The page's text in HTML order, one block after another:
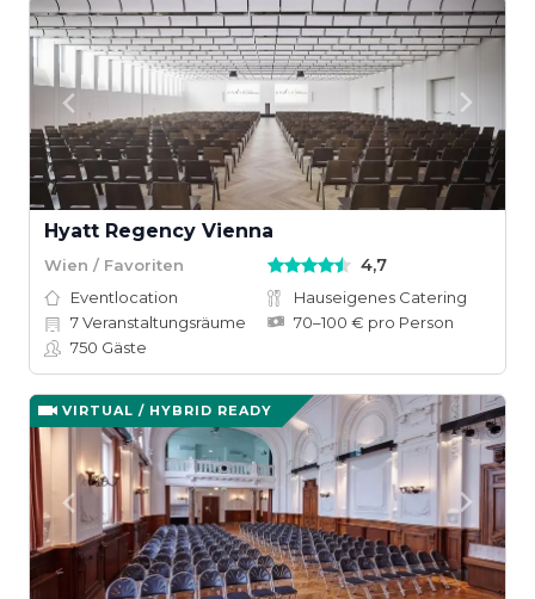
Hyatt Regency Vienna
Wien / Favoriten 4,7
Eventlocation
Hauseigenes Catering
7Veranstaltungsräume
70–100 € pro Person
750 Gäste
VIRTUAL / HYBRID READY